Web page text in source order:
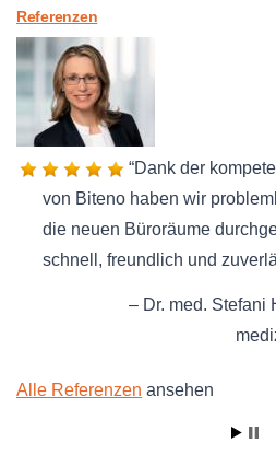
Referenzen
Dank der
von Biteno haben wir
die neuen Büroräume
schnell, freundlich und
Dr. med. Stefani
Alle Referenzen ansehen